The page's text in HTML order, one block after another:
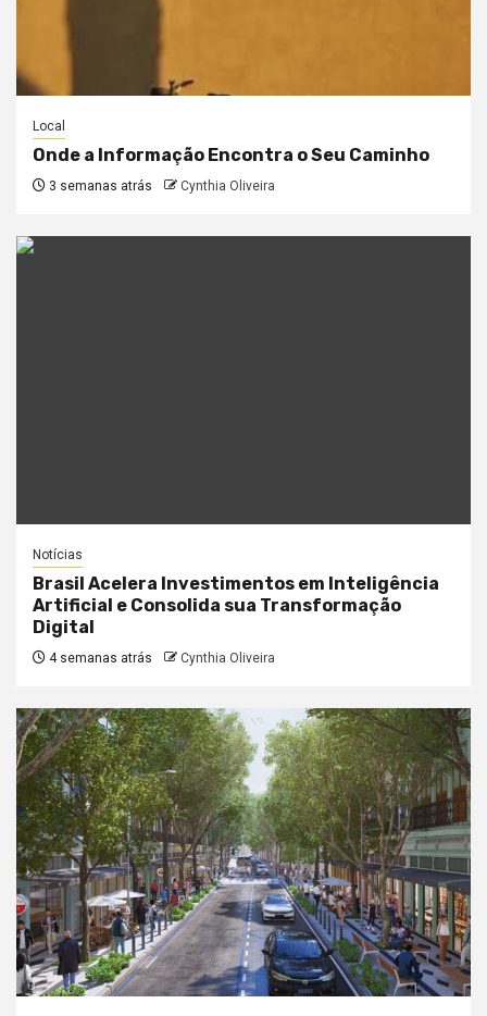
Local
Onde a Informação Encontra o Seu Caminho
3 semanas atrás Cynthia Oliveira
Notícias
Brasil Acelera Investimentos em Inteligência
Artificial e Consolida sua Transformação
Digital
4 semanas atrás Cynthia Oliveira